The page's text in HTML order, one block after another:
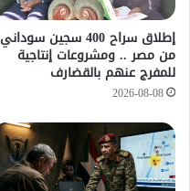
إطلاق سراح 400 سجين سوداني
من مصر .. ومشروعات إنتاجية
للمفرج عنهم بالقضارف
2026-08-08